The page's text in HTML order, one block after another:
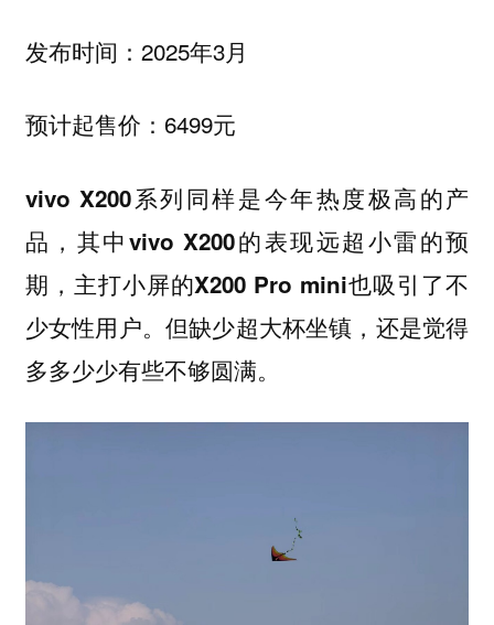
发布时间：2025年3月
预计起售价：6499元
vivo X200系列同样是今年热度极高的产
品，其中vivo X200的表现远超小雷的预
期，主打小屏的X200 Pro mini也吸引了不
少女性用户。 但缺少超大杯坐镇，还是觉得
多多少少有些不够圆满。